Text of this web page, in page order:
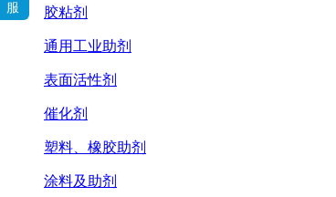
胶粘剂
通用工业助剂
表面活性剂
催化剂
塑料、橡胶助剂
涂料及助剂
服